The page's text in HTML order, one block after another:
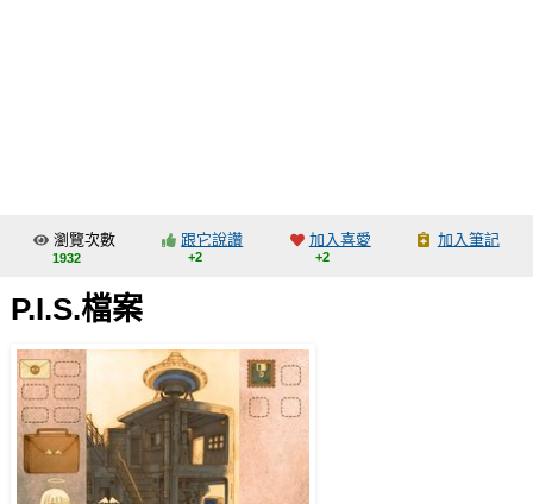
交流中心
攤位轉讓區
會員中心
註冊會員
登入
瀏覽次數
1932
跟它說讚
+2
加入喜愛
+2
加入筆記
P.I.S.檔案